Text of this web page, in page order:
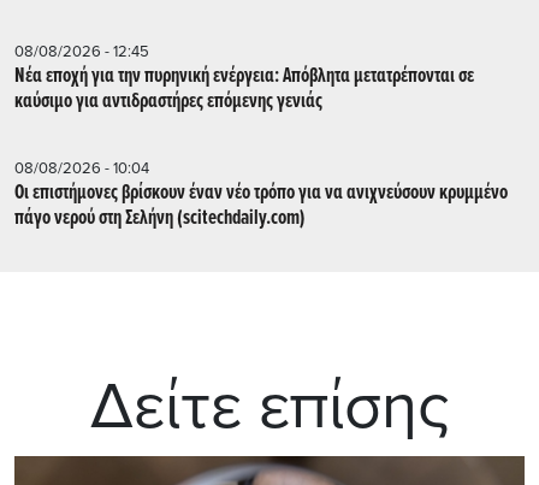
08/08/2026 - 12:45
Νέα εποχή για την πυρηνική ενέργεια: Απόβλητα μετατρέπονται σε
καύσιμο για αντιδραστήρες επόμενης γενιάς
08/08/2026 - 10:04
Οι επιστήμονες βρίσκουν έναν νέο τρόπο για να ανιχνεύσουν κρυμμένο
πάγο νερού στη Σελήνη (scitechdaily.com)
Δείτε επίσης